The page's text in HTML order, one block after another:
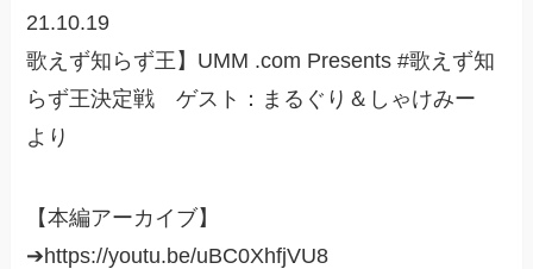
21.10.19
歌えず知らず王】UMM .com Presents #歌えず知
らず王決定戦 ゲスト：まるぐり＆しゃけみー
より
【本編アーカイブ】
➔https://youtu.be/uBC0XhfjVU8